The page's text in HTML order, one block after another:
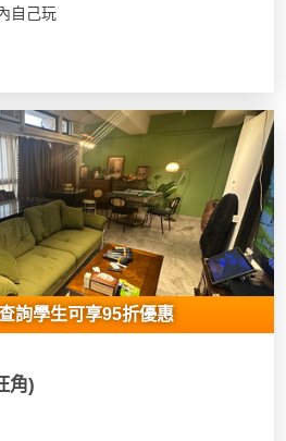
自己玩
詢學生可享95折優惠
角)